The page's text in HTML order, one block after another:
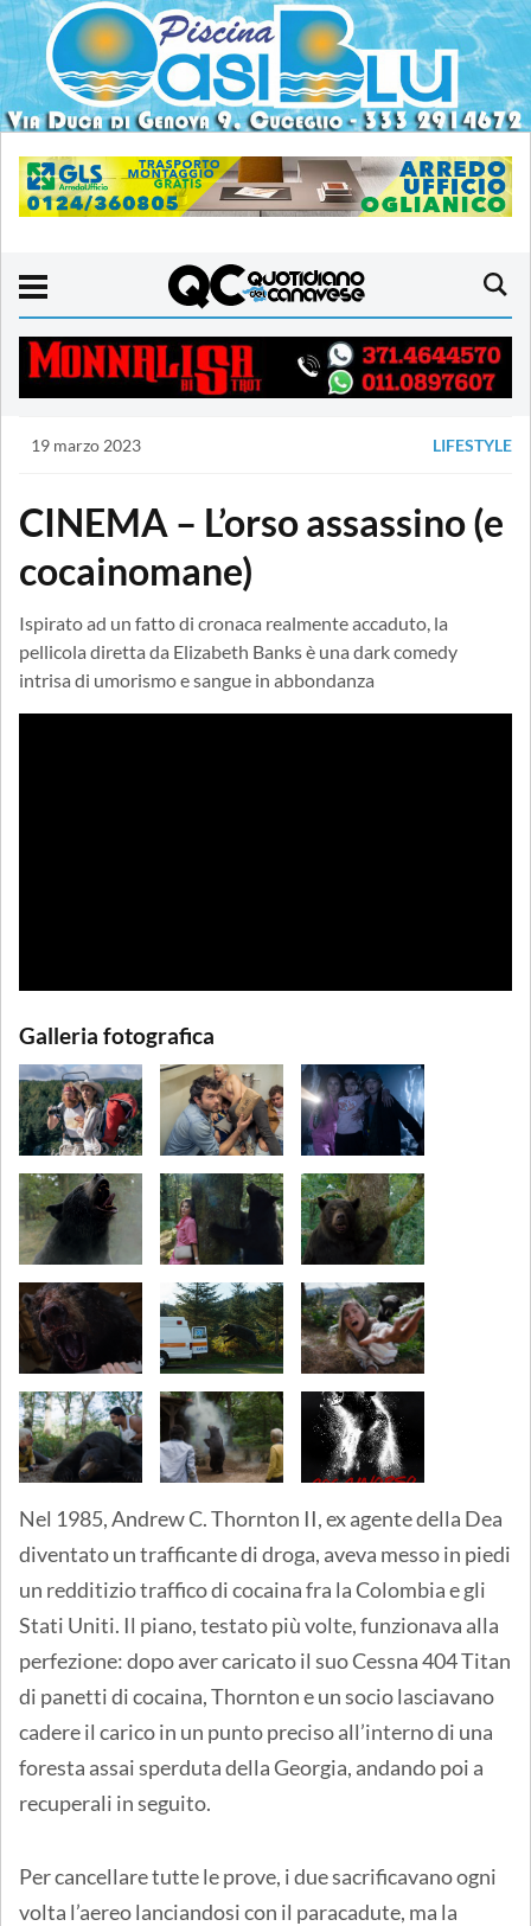
19 marzo 2023 LIFESTYLE
CINEMA – L’orso assassino (e
cocainomane)
Ispirato ad un fatto di cronaca realmente accaduto, la
pellicola diretta da Elizabeth Banks è una dark comedy
intrisa di umorismo e sangue in abbondanza
Galleria fotografica
Nel 1985, Andrew C. Thornton II, ex agente della Dea
diventato un trafficante di droga, aveva messo in piedi
un redditizio traffico di cocaina fra la Colombia e gli
Stati Uniti. Il piano, testato più volte, funzionava alla
perfezione: dopo aver caricato il suo Cessna 404 Titan
di panetti di cocaina, Thornton e un socio lasciavano
cadere il carico in un punto preciso all’interno di una
foresta assai sperduta della Georgia, andando poi a
recuperali in seguito.
Per cancellare tutte le prove, i due sacrificavano ogni
volta l’aereo lanciandosi con il paracadute, ma la